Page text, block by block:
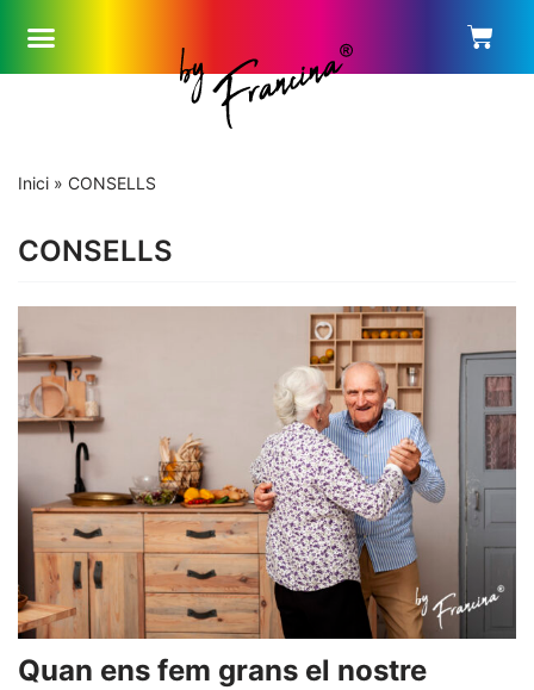
Inici » CONSELLS
CONSELLS
Quan ens fem grans el nostre